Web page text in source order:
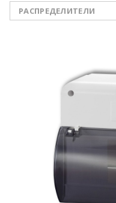
РАСПРЕДЕЛИТЕЛИ